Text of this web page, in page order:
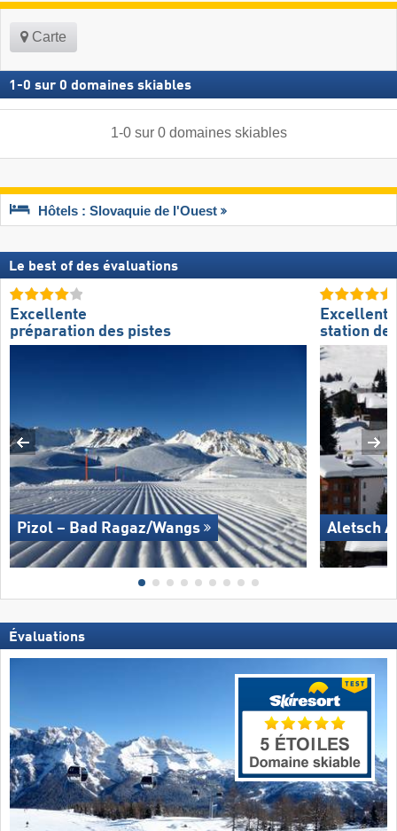
Carte
1 -0 sur 0 domaines skiables
1-0sur 0 domaines skiables
Hôtels : Slovaquie de l'Ouest
Le best of des évaluations
Excellente
préparation des pistes
Pizol – Bad Ragaz/​Wangs
Excellente
station
Aletsch
Évaluations